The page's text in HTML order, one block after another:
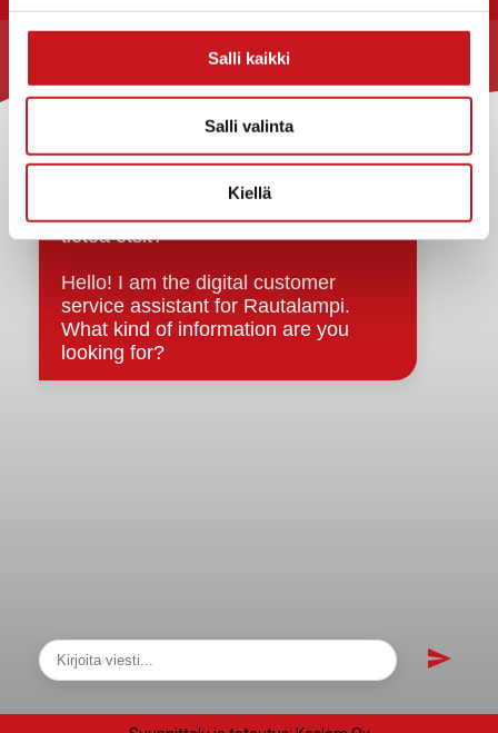
Salli kaikki
Salli valinta
Kiellä
Kuntainfo
Strategiat, ohjelmat, ohjeet, suunnitelmat, säännöt ja
Asiakirjajulkisuuskuvaus
Evästeet
Saavutettavuusseloste
Tietosuoja
Tietosuojaselosteet